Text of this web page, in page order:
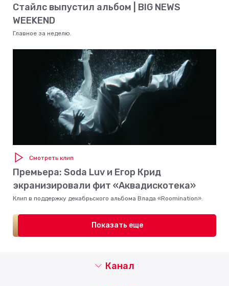
Стайлс выпустил альбом | BIG NEWS
WEEKEND
Главное за неделю.
Смотреть клип
Премьера: Soda Luv и Егор Крид
экранизировали фит «Аквадискотека»
Клип в поддержку декабрьского альбома Влада «Roomination».
Показать еще
Канал